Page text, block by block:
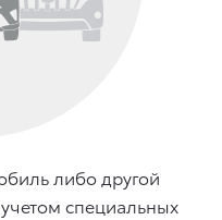
либо другой
специальных